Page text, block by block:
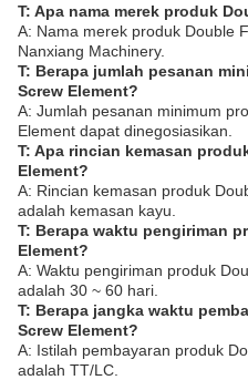
T: Apa nama merek produk
A: Nama merek produk Double
Nanxiang Machinery.
T: Berapa jumlah pesanan
Screw Element?
A: Jumlah pesanan minimum
Element dapat dinegosiasikan.
T: Apa rincian kemasan
Element?
A: Rincian kemasan produk
adalah kemasan kayu.
T: Berapa waktu pengiriman
Element?
A: Waktu pengiriman produk
adalah 30 ~ 60 hari.
T: Berapa jangka waktu
Screw Element?
A: Istilah pembayaran produk
adalah TT/LC.